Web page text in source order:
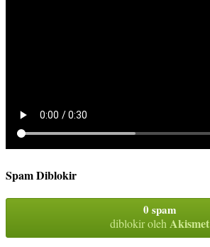
Spam Diblokir
0 spam
diblokir olehAkismet